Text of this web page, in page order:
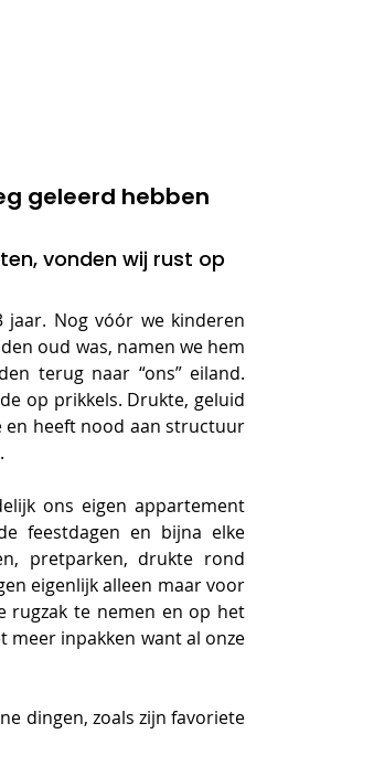
geleerd hebben
vonden wij rust op
jaar. Nog vóór we kinderen
oud was, namen we hem
terug naar “ons” eiland.
op prikkels. Drukte, geluid
en heeft nood aan structuur
ons eigen appartement
feestdagen en bijna elke
pretparken, drukte rond
eigenlijk alleen maar voor
rugzak te nemen en op het
meer inpakken want al onze
dingen, zoals zijn favoriete